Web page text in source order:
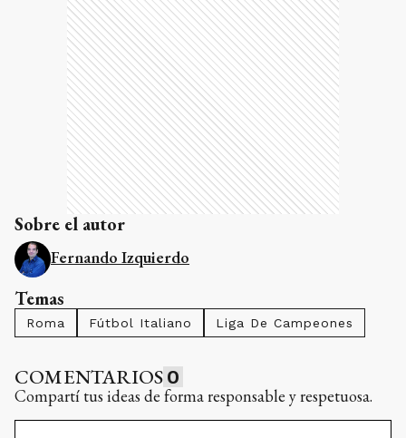
Sobre el autor
Fernando Izquierdo
Temas
Roma Fútbol Italiano Liga De Campeones
COMENTARIOS 0
Compartí tus ideas de forma responsable y respetuosa.